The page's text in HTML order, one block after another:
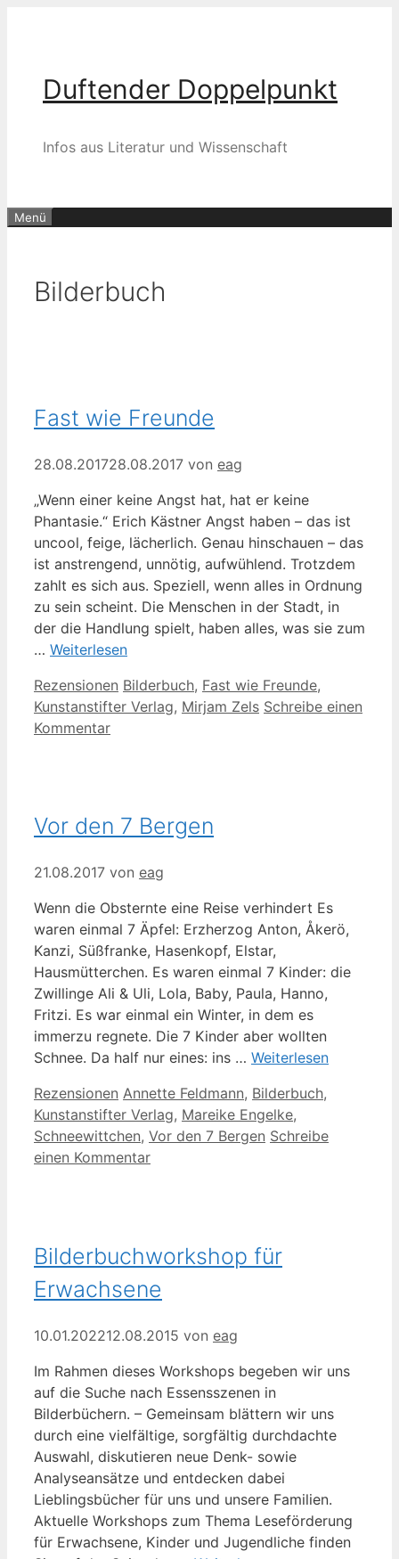
Duftender Doppelpunkt
Infos aus Literatur und Wissenschaft
Menü
Bilderbuch
Fast wie Freunde
28.08.201728.08.2017 von eag
„Wenn einer keine Angst hat, hat er keine
Phantasie.“ Erich Kästner Angst haben – das ist
uncool, feige, lächerlich. Genau hinschauen – das
ist anstrengend, unnötig, aufwühlend. Trotzdem
zahlt es sich aus. Speziell, wenn alles in Ordnung
zu sein scheint. Die Menschen in der Stadt, in
der die Handlung spielt, haben alles, was sie zum
… Weiterlesen
Kategorien
Rezensionen Schlagwörter
Bilderbuch, Fast wie Freunde,
Kunstanstifter Verlag, Mirjam Zels Schreibe einen
Kommentar
Vor den 7 Bergen
21.08.2017 von eag
Wenn die Obsternte eine Reise verhindert Es
waren einmal 7 Äpfel: Erzherzog Anton, Åkerö,
Kanzi, Süßfranke, Hasenkopf, Elstar,
Hausmütterchen. Es waren einmal 7 Kinder: die
Zwillinge Ali & Uli, Lola, Baby, Paula, Hanno,
Fritzi. Es war einmal ein Winter, in dem es
immerzu regnete. Die 7 Kinder aber wollten
Schnee. Da half nur eines: ins … Weiterlesen
Kategorien
Rezensionen Schlagwörter
Annette Feldmann, Bilderbuch,
Kunstanstifter Verlag, Mareike Engelke,
Schneewittchen, Vor den 7 Bergen Schreibe
einen Kommentar
Bilderbuchworkshop für
Erwachsene
10.01.202212.08.2015 von eag
Im Rahmen dieses Workshops begeben wir uns
auf die Suche nach Essensszenen in
Bilderbüchern. – Gemeinsam blättern wir uns
durch eine vielfältige, sorgfältig durchdachte
Auswahl, diskutieren neue Denk- sowie
Analyseansätze und entdecken dabei
Lieblingsbücher für uns und unsere Familien.
Aktuelle Workshops zum Thema Leseförderung
für Erwachsene, Kinder und Jugendliche finden